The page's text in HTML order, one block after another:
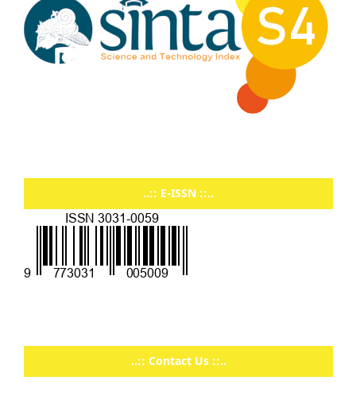
..:: E-ISSN ::..
..:: Contact Us ::..